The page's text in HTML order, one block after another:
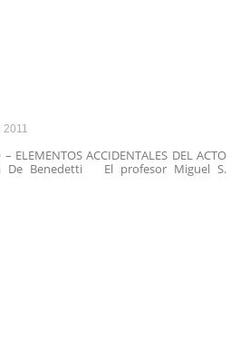
2011
ELEMENTOS ACCIDENTALES DEL ACTO
De Benedetti El profesor Miguel S.